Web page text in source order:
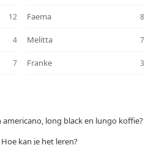
12 Faema 8
4 Melitta 7
7 Franke 3
americano, long black en lungo koffie?
kan je het leren?